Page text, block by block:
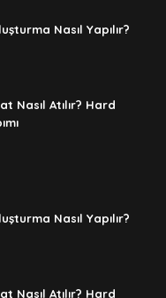
Nasıl Yapılır?
Nasıl Atılır? Hard
Nasıl Yapılır?
Nasıl Atılır? Hard